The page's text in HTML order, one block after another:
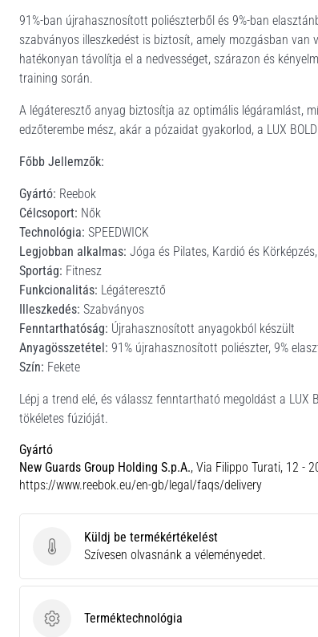
91%-ban újrahasznosított poliészterből és 9%-ban
szabványos illeszkedést is biztosít, amely mozgásban van
hatékonyan távolítja el a nedvességet, szárazon és
training során.
A légáteresztő anyag biztosítja az optimális légáramlást,
edzőterembe mész, akár a pózaidat gyakorlod, a LUX
Főbb Jellemzők:
Gyártó: Reebok
Célcsoport: Nők
Technológia: SPEEDWICK
Legjobban alkalmas: Jóga és Pilates, Kardió és
Sportág: Fitnesz
Funkcionalitás: Légáteresztő
Illeszkedés: Szabványos
Fenntarthatóság: Újrahasznosított anyagokból készült
Anyagösszetétel: 91% újrahasznosított poliészter, 9%
Szín: Fekete
Lépj a trend elé, és válassz fenntartható megoldást a LUX
tökéletes fúzióját.
Gyártó
New Guards Group Holding S.p.A., Via Filippo Turati, 12 -
https://www.reebok.eu/en-gb/legal/faqs/delivery
Küldj be termékértékelést
Küldj be termékértékelést
Szívesen olvasnánk a véleményedet.
Terméktechnológia
Terméktechnológia